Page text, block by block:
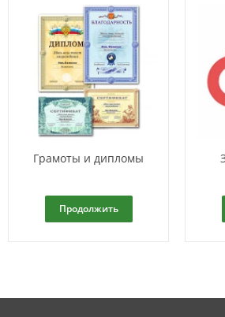
Грамоты и дипломы
Продолжить